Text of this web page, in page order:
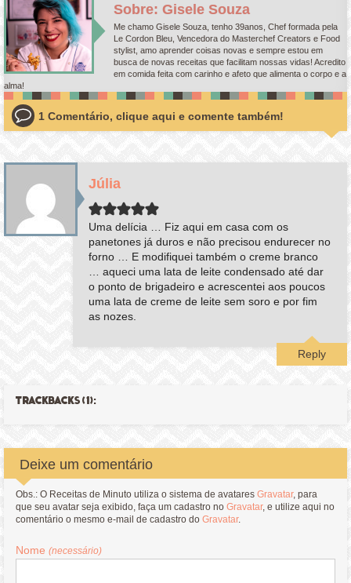
Sobre: Gisele Souza
Me chamo Gisele Souza, tenho 39anos, Chef formada pela
Le Cordon Bleu, Vencedora do Masterchef Creators e Food
stylist, amo aprender coisas novas e sempre estou em
busca de novas receitas que facilitam nossas vidas! Acredito
em comida feita com carinho e afeto que alimenta o corpo e a
alma!
1 Comentário, clique aqui e comente também!
Júlia
Uma delícia … Fiz aqui em casa com os
panetones já duros e não precisou endurecer no
forno … E modifiquei também o creme branco
… aqueci uma lata de leite condensado até dar
o ponto de brigadeiro e acrescentei aos poucos
uma lata de creme de leite sem soro e por fim
as nozes.
Reply
TRACKBACKS (1):
Deixe um comentário
Obs.: O Receitas de Minuto utiliza o sistema de avataresGravatar, para
que seu avatar seja exibido, faça um cadastro noGravatar, e utilize aqui no
comentário o mesmo e-mail de cadastro doGravatar.
Nome(necessário)